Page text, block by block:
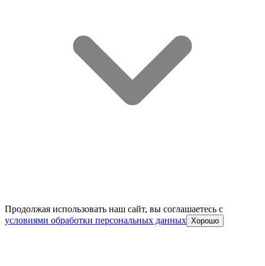
Продолжая использовать наш сайт, вы соглашаетесь c
условиями обработки персональных данных Хорошо